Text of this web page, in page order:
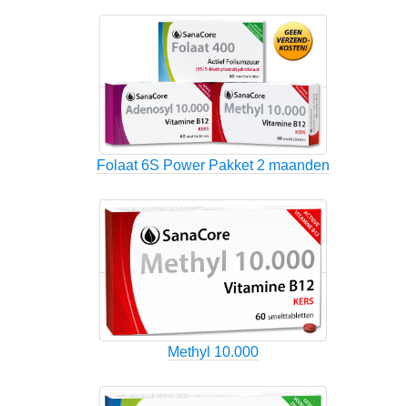
Folaat 6S Power Pakket 2 maanden
Methyl 10.000